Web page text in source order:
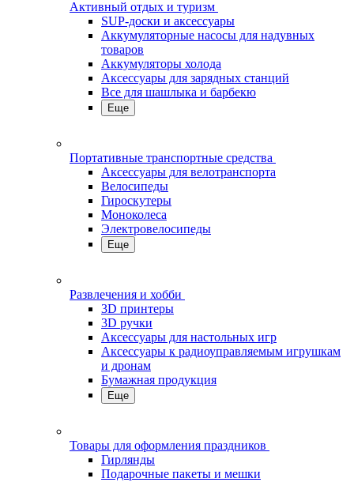
Активный отдых и туризм
SUP-доски и аксессуары
Аккумуляторные насосы для надувных
товаров
Аккумуляторы холода
Аксессуары для зарядных станций
Все для шашлыка и барбекю
Еще
Портативные транспортные средства
Аксессуары для велотранспорта
Велосипеды
Гироскутеры
Моноколеса
Электровелосипеды
Еще
Развлечения и хобби
3D принтеры
3D ручки
Аксессуары для настольных игр
Аксессуары к радиоуправляемым игрушкам
и дронам
Бумажная продукция
Еще
Товары для оформления праздников
Гирлянды
Подарочные пакеты и мешки